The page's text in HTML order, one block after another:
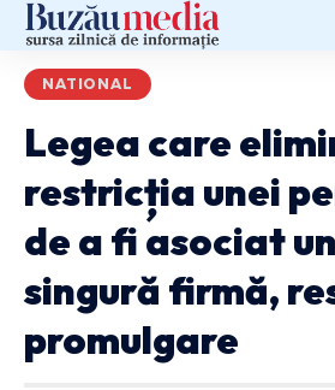
NATIONAL
Legea care
restricția unei
de a fi asociat
singură firmă,
promulgare